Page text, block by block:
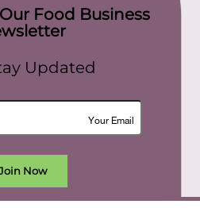
Food Business
Updated
Now